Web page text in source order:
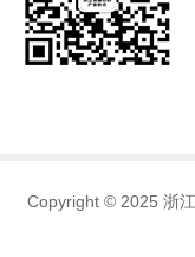
Copyright © 2025 浙